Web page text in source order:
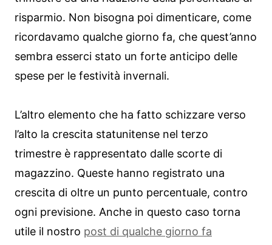
risparmio. Non bisogna poi dimenticare, come
ricordavamo qualche giorno fa, che quest’anno
sembra esserci stato un forte anticipo delle
spese per le festività invernali.
L’altro elemento che ha fatto schizzare verso
l’alto la crescita statunitense nel terzo
trimestre è rappresentato dalle scorte di
magazzino. Queste hanno registrato una
crescita di oltre un punto percentuale, contro
ogni previsione. Anche in questo caso torna
utile il nostro post di qualche giorno fa